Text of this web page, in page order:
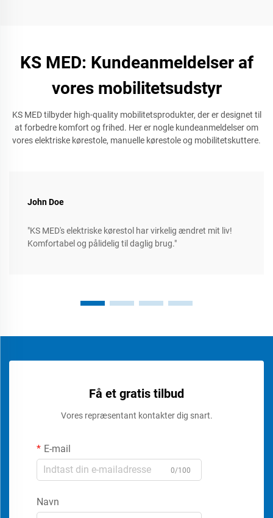
KS MED: Kundeanmeldelser af
vores mobilitetsudstyr
KS MED tilbyder high-quality mobilitetsprodukter, der er designet til
at forbedre komfort og frihed. Her er nogle kundeanmeldelser om
vores elektriske kørestole, manuelle kørestole og mobilitetskuttere.
John Doe
"KS MED's elektriske kørestol har virkelig ændret mit liv!
Komfortabel og pålidelig til daglig brug."
Få et gratis tilbud
Vores repræsentant kontakter dig snart.
E-mail
0/100
Navn